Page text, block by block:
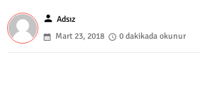
person Adsız
Mart 23, 2018
0 dakikada okunur